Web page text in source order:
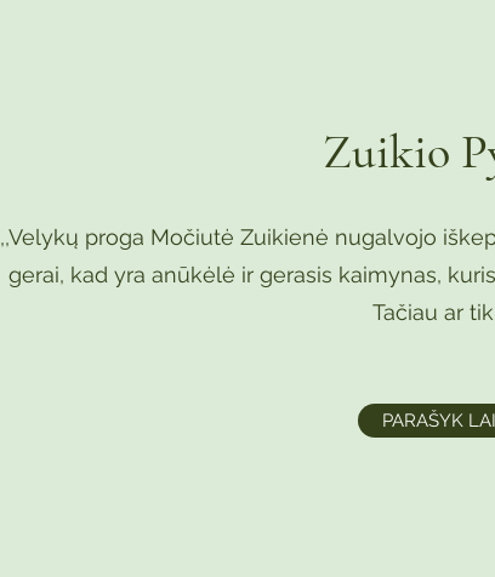
Zuikio
,,Velykų proga Močiutė Zuikienė nugalvojo
gerai, kad yra anūkėlė ir gerasis kaimynas,
Tačiau ar
PARAŠYK